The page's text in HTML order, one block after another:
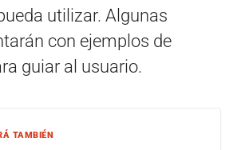
utilizar. Algunas
con ejemplos de
guiar al usuario.
TAMBIÉN